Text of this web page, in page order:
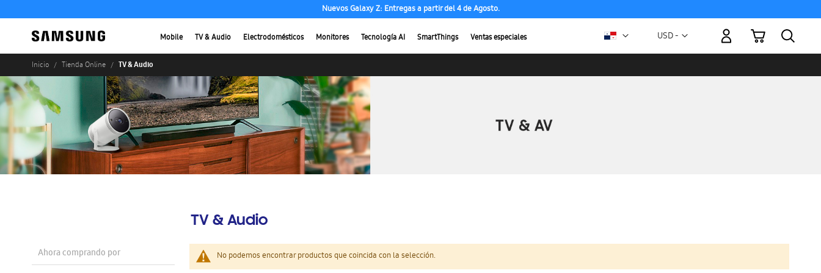
Nuevos Galaxy Z: Entregas a partir del 4 de Agosto.
Mobile TV & Audio Electrodomésticos Monitores Tecnología AI SmartThings Ventas especiales Moneda
USD -
Mi carrito
Inicio Tienda Online TV & Audio
TV & Audio
No podemos encontrar productos que coincida con la selección.
Ahora comprando por